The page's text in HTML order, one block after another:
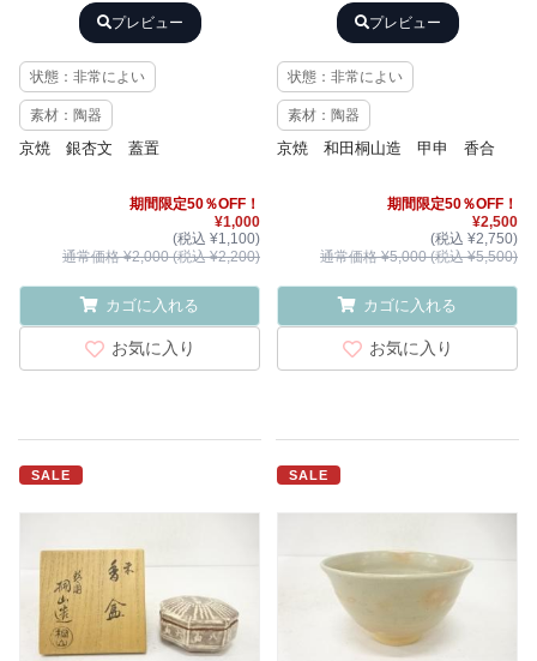
プレビュー
状態：非常によい
素材：陶器
京焼 銀杏文 蓋置
期間限定50％OFF！
¥1,000
(税込 ¥1,100)
通常価格 ¥2,000 (税込 ¥2,200)
カゴに入れる
お気に入り
プレビュー
状態：非常によい
素材：陶器
京焼 和田桐山造 甲申 香合
期間限定50％OFF！
¥2,500
(税込 ¥2,750)
通常価格 ¥5,000 (税込 ¥5,500)
カゴに入れる
お気に入り
SALE SALE